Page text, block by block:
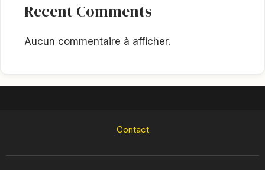
Recent Comments
Aucun commentaire à afficher.
Contact